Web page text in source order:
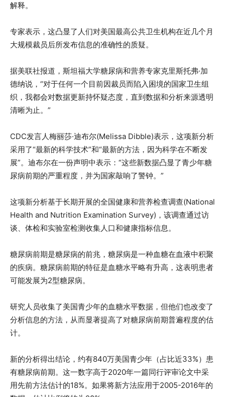
解释。
专家表示，这凸显了人们对美国最高公共卫生机构在近几个月
大规模裁员后所发布信息的准确性的质疑。
据美联社报道，斯坦福大学糖尿病和营养专家克里斯托弗·加
德纳说，“对于任何一个目前因裁员而陷入困境的国家卫生组
织，我都会对数据更新持怀疑态度，直到数据和分析来源透明
清晰为止。”
CDC发言人梅丽莎·迪布尔(Melissa Dibble)表示，这项新分析
采用了“最新的科学技术”和“最新的方法，因为科学在不断发
展”。迪布尔在一份声明中表示：“这些新数据凸显了青少年糖
尿病前期的严重程度，并为国家敲响了警钟。”
这项新分析基于长期开展的全国健康和营养检查调查(National
Health and Nutrition Examination Survey)，该调查通过访
谈、体检和实验室检测收集人口和健康指标信息。
糖尿病前期是糖尿病的前兆，糖尿病是一种血糖在血液中积聚
的疾病。糖尿病前期的特征是血糖水平略有升高，这表明患者
可能发展为2型糖尿病。
研究人员收集了美国青少年的血糖水平数据，但他们也改变了
分析信息的方法，从而显著提高了对糖尿病前期普遍程度的估
计。
新的分析得出结论，约有840万美国青少年（占比近33%）患
有糖尿病前期。这一数字高于2020年一篇同行评审论文中采
用先前方法估计的18%。如果将新方法应用于2005-2016年的